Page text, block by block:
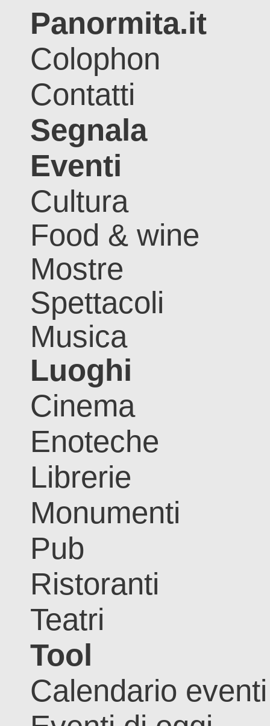
Panormita.it
Colophon
Contatti
Segnala
Eventi
Cultura
Food & wine
Mostre
Spettacoli
Musica
Luoghi
Cinema
Enoteche
Librerie
Monumenti
Pub
Ristoranti
Teatri
Tool
Calendario eventi